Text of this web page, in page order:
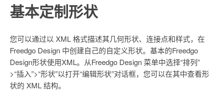
基本定制形状
您可以通过以 XML 格式描述其几何形状、连接点和样式，在
Freedgo Design 中创建自己的自定义形状。基本的Freedgo
Design形状使用XML。从Freedgo Design 菜单中选择“排列”
>“插入”>“形状”以打开“编辑形状”对话框，您可以在其中查看形
状的 XML 结构。